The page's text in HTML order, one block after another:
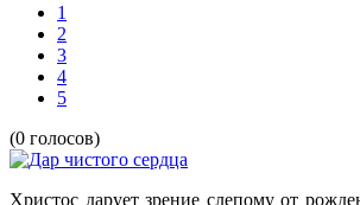
1
2
3
4
5
(0 голосов)
Христос дарует зрение слепому от